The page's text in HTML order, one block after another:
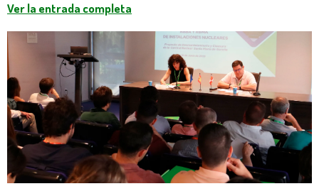
Ver la entrada completa